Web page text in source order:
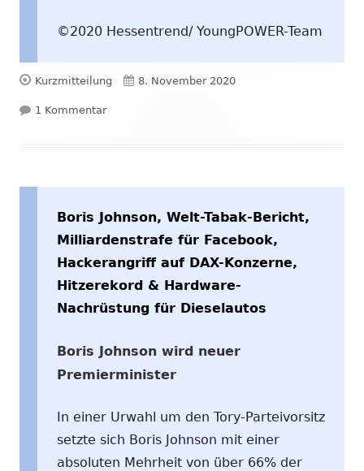
©2020 Hessentrend/ YoungPOWER-Team
Format
Kurzmitteilung Veröffentlicht
8. November 2020
1 Kommentarzu Notenbankchef der Türkei entlassen,
Boris Johnson, Welt-Tabak-Bericht,
Milliardenstrafe für Facebook,
Hackerangriff auf DAX-Konzerne,
Hitzerekord & Hardware-
Nachrüstung für Dieselautos
Boris Johnson wird neuer
Premierminister
In einer Urwahl um den Tory-Parteivorsitz
setzte sich Boris Johnson mit einer
absoluten Mehrheit von über 66% der